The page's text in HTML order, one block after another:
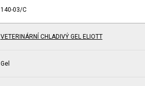
140-03/C
VETERINÁRNÍ CHLADIVÝ GEL ELIOTT
Gel